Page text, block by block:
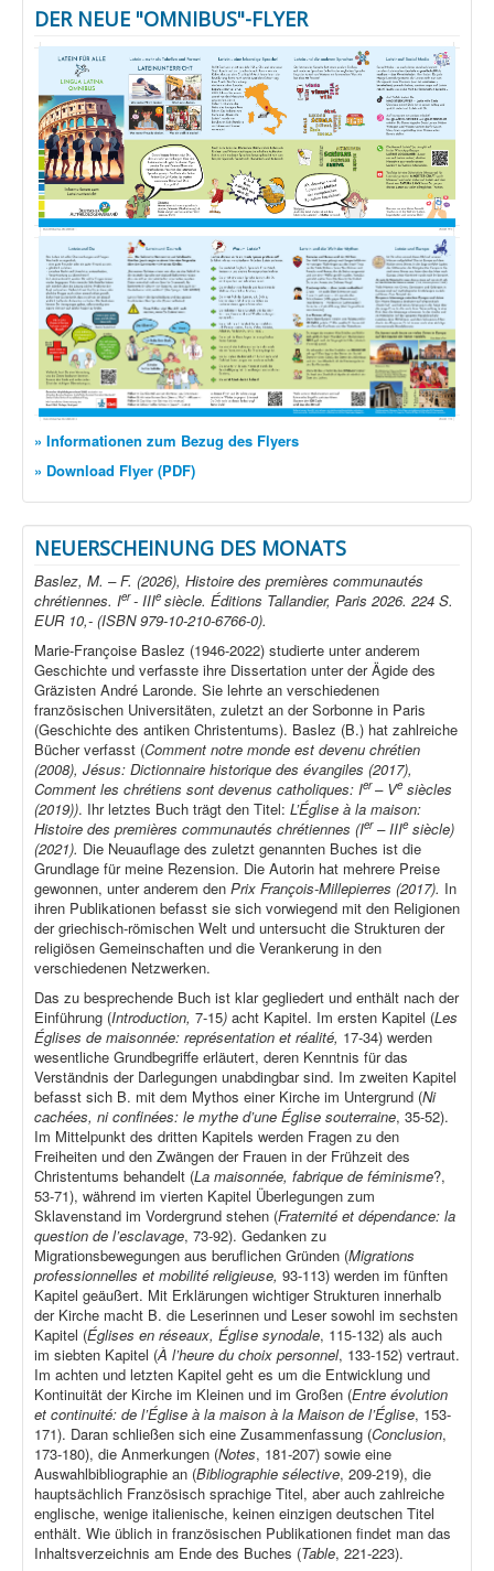
DER NEUE "OMNIBUS"-FLYER
» Informationen zum Bezug des Flyers
» Download Flyer (PDF)
NEUERSCHEINUNG DES MONATS
Baslez, M. – F. (2026), Histoire des premières communautés
chrétiennes. Ier- IIIe siècle. Éditions Tallandier, Paris 2026. 224 S.
EUR 10,- (ISBN 979-10-210-6766-0).
Marie-Françoise Baslez (1946-2022) studierte unter anderem
Geschichte und verfasste ihre Dissertation unter der Ägide des
Gräzisten André Laronde. Sie lehrte an verschiedenen
französischen Universitäten, zuletzt an der Sorbonne in Paris
(Geschichte des antiken Christentums). Baslez (B.) hat zahlreiche
Bücher verfasst (Comment notre monde est devenu chrétien
(2008), Jésus: Dictionnaire historique des évangiles (2017),
Comment les chrétiens sont devenus catholiques: Ier– Ve siècles
(2019)). Ihr letztes Buch trägt den Titel: L’Église à la maison:
Histoire des premières communautés chrétiennes (Ier– IIIe siècle)
(2021). Die Neuauflage des zuletzt genannten Buches ist die
Grundlage für meine Rezension. Die Autorin hat mehrere Preise
gewonnen, unter anderem den Prix François-Millepierres (2017). In
ihren Publikationen befasst sie sich vorwiegend mit den Religionen
der griechisch-römischen Welt und untersucht die Strukturen der
religiösen Gemeinschaften und die Verankerung in den
verschiedenen Netzwerken.
Das zu besprechende Buch ist klar gegliedert und enthält nach der
Einführung (Introduction, 7-15) acht Kapitel. Im ersten Kapitel (Les
Églises de maisonnée: représentation et réalité, 17-34) werden
wesentliche Grundbegriffe erläutert, deren Kenntnis für das
Verständnis der Darlegungen unabdingbar sind. Im zweiten Kapitel
befasst sich B. mit dem Mythos einer Kirche im Untergrund (Ni
cachées, ni confinées: le mythe d’une Église souterraine, 35-52).
Im Mittelpunkt des dritten Kapitels werden Fragen zu den
Freiheiten und den Zwängen der Frauen in der Frühzeit des
Christentums behandelt (La maisonnée, fabrique de féminisme?,
53-71), während im vierten Kapitel Überlegungen zum
Sklavenstand im Vordergrund stehen (Fraternité et dépendance: la
question de l’esclavage, 73-92). Gedanken zu
Migrationsbewegungen aus beruflichen Gründen (Migrations
professionnelles et mobilité religieuse, 93-113) werden im fünften
Kapitel geäußert. Mit Erklärungen wichtiger Strukturen innerhalb
der Kirche macht B. die Leserinnen und Leser sowohl im sechsten
Kapitel (Églises en réseaux, Église synodale, 115-132) als auch
im siebten Kapitel (À l’heure du choix personnel, 133-152) vertraut.
Im achten und letzten Kapitel geht es um die Entwicklung und
Kontinuität der Kirche im Kleinen und im Großen (Entre évolution
et continuité: de l’Église à la maison à la Maison de l’Église, 153-
171). Daran schließen sich eine Zusammenfassung (Conclusion,
173-180), die Anmerkungen (Notes, 181-207) sowie eine
Auswahlbibliographie an (Bibliographie sélective, 209-219), die
hauptsächlich Französisch sprachige Titel, aber auch zahlreiche
englische, wenige italienische, keinen einzigen deutschen Titel
enthält. Wie üblich in französischen Publikationen findet man das
Inhaltsverzeichnis am Ende des Buches (Table, 221-223).